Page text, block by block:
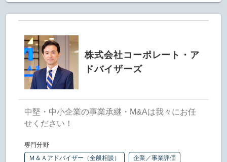
株式会社コーポレート・ア
ドバイザーズ
中堅・中小企業の事業承継・M&Aは我々にお任
せください！
専門分野
Ｍ＆Ａアドバイザー（全般相談）
企業／事業評価